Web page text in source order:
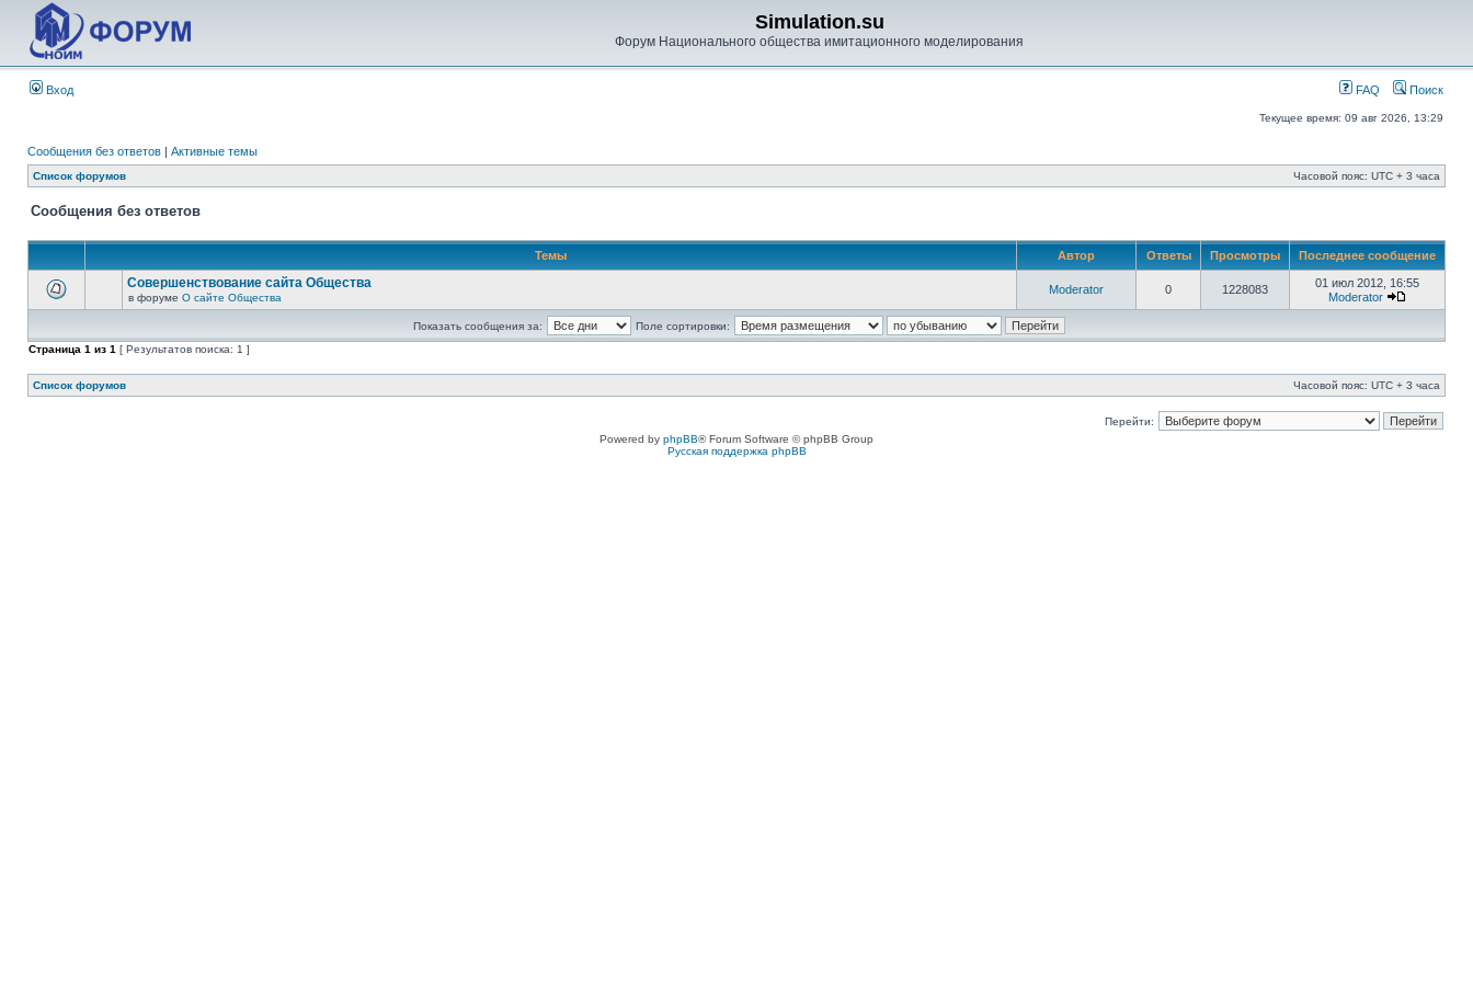
Simulation.su
Форум Национального общества имитационного моделирования
Вход FAQ Поиск
Текущее время: 09 авг 2026, 13:29
Сообщения без ответов | Активные темы
Список форумов Часовой пояс: UTC + 3 часа
Сообщения без ответов
Темы Автор Ответы Просмотры Последнее сообщение
Совершенствование сайта Общества
в форуме О сайте Общества
Moderator 0 1228083
01 июл 2012, 16:55
Moderator
Показать сообщения за:
Поле сортировки:
Страница 1 из 1 [ Результатов поиска: 1 ]
Список форумов Часовой пояс: UTC + 3 часа
Перейти:
Powered by phpBB® Forum Software © phpBB Group
Русская поддержка phpBB